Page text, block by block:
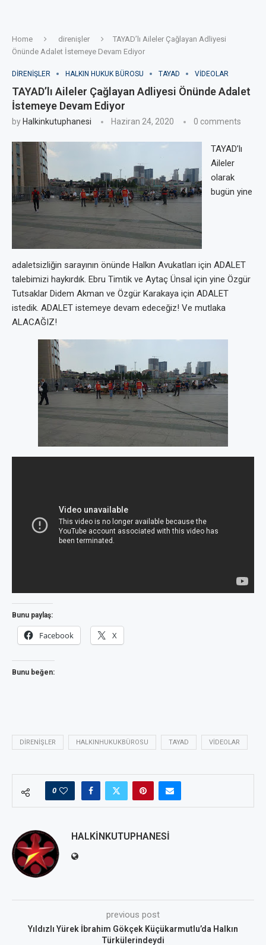
Home direnişler
TAYAD’lı Aileler Çağlayan Adliyesi
Önünde Adalet İstemeye Devam Ediyor
DIRENIŞLER HALKIN HUKUK BÜROSU TAYAD VIDEOLAR
TAYAD’lı Aileler Çağlayan Adliyesi Önünde Adalet
İstemeye Devam Ediyor
by Halkinkutuphanesi Haziran 24, 2020 0 comments
TAYAD’lı
Aileler
olarak
bugün yine
adaletsizliğin sarayının önünde Halkın Avukatları için ADALET
talebimizi haykırdık. Ebru Timtik ve Aytaç Ünsal için yine Özgür
Tutsaklar Didem Akman ve Özgür Karakaya için ADALET
istedik. ADALET istemeye devam edeceğiz! Ve mutlaka
ALACAĞIZ!
Bunu paylaş:
Facebook X
Bunu beğen:
DIRENIŞLER HALKINHUKUKBÜROSU TAYAD VIDEOLAR
0
HALKINKUTUPHANESI
previous post
Yıldızlı Yürek İbrahim Gökçek Küçükarmutlu’da Halkın
Türkülerindeydi